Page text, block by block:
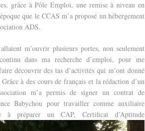
grâce à Pôle Emploi, une remise à niveau en
que le CCAS m’a proposé un hébergement
ADS.
m’ouvrir plusieurs portes, non seulement
dans ma recherche d’emploi, pour me
découvrir des tas d’activités qui m’ont donné
à des cours de français et la rédaction d’un
m’a permis de signer un contrat de
Babychou pour travailler comme auxiliaire
à préparer un CAP, Certificat d’Aptitude